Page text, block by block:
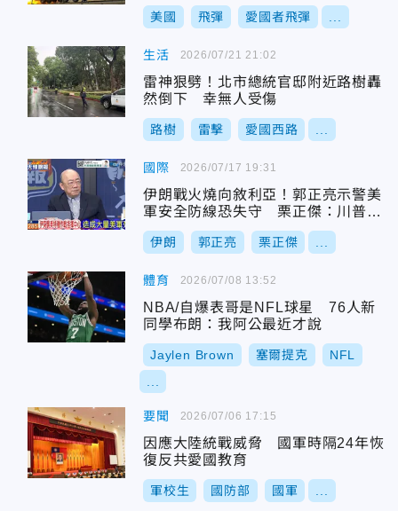
美國 飛彈 愛國者飛彈
生活
雷神狠劈！北市總統官邸附近路樹轟
然倒下 幸無人受傷
路樹 雷擊 愛國西路
2026/07/21 21:02
國際
伊朗戰火燒向敘利亞！郭正亮示警美
軍安全防線恐失守 栗正傑：川普正
陷戰略困局
伊朗 郭正亮 栗正傑
2026/07/17 19:31
體育
NBA/自爆表哥是NFL球星 76人新
同學布朗：我阿公最近才說
Jaylen Brown 塞爾提克 NFL
2026/07/08 13:52
要聞
因應大陸統戰威脅 國軍時隔24年恢
復反共愛國教育
軍校生 國防部 國軍
2026/07/06 17:15